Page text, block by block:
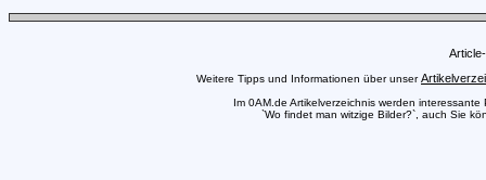
Weitere Tipps und Informationen über unser
Im 0AM.de Artikelverzeichnis werden
`Wo findet man witzige Bilder?`, auch Sie